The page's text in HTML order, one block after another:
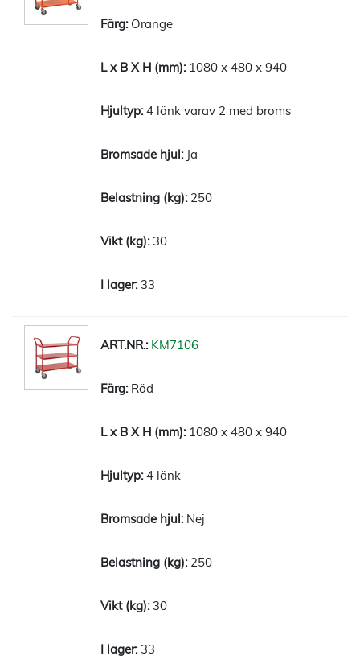
Orange
1080 x 480 x 940
4 länk varav 2 med broms
Ja
250
30
33
KM7106
Röd
1080 x 480 x 940
4 länk
Nej
250
30
33